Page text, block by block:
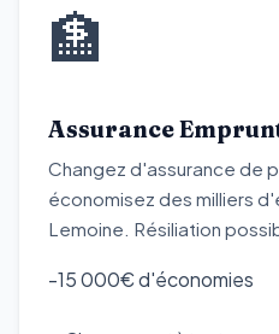
🏦
Assurance
Changez d'assurance de
économisez des milliers
Lemoine. Résiliation
-15 000€d'économies